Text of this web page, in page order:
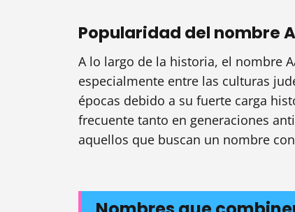
Popularidad del nombre
A lo largo de la historia, el nombre
especialmente entre las culturas
épocas debido a su fuerte carga
frecuente tanto en generaciones
aquellos que buscan un nombre